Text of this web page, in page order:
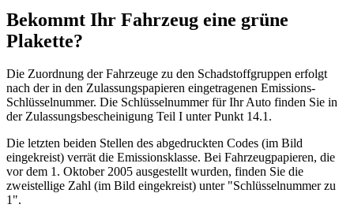
Bekommt Ihr Fahrzeug eine grüne
Plakette?
Die Zuordnung der Fahrzeuge zu den Schadstoffgruppen erfolgt
nach der in den Zulassungspapieren eingetragenen Emissions-
Schlüsselnummer. Die Schlüsselnummer für Ihr Auto finden Sie in
der Zulassungsbescheinigung Teil I unter Punkt 14.1.
Die letzten beiden Stellen des abgedruckten Codes (im Bild
eingekreist) verrät die Emissionsklasse. Bei Fahrzeugpapieren, die
vor dem 1. Oktober 2005 ausgestellt wurden, finden Sie die
zweistellige Zahl (im Bild eingekreist) unter "Schlüsselnummer zu
1".